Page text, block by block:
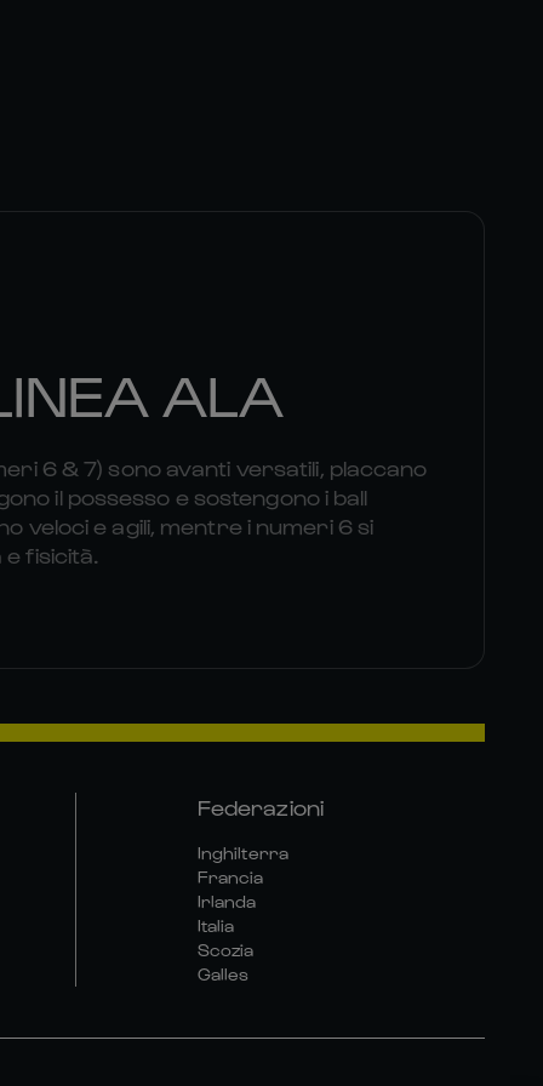
ALA
6 & 7) sono avanti versatili, placcano
il possesso e sostengono i ball
veloci e agili, mentre i numeri 6 si
fisicità.
Federazioni
Inghilterra
Francia
Irlanda
Italia
Scozia
Galles